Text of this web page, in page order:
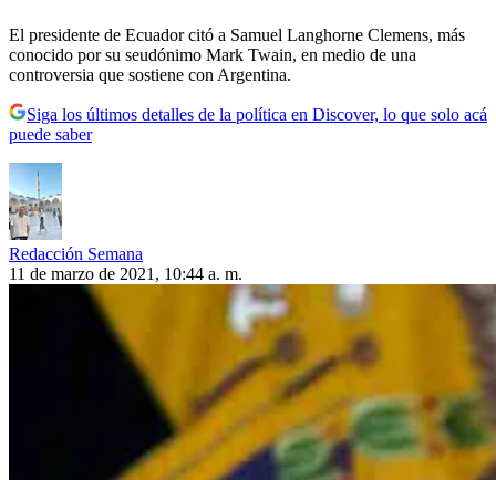
El presidente de Ecuador citó a Samuel Langhorne Clemens, más
conocido por su seudónimo Mark Twain, en medio de una
controversia que sostiene con Argentina.
Siga los últimos detalles de la política en Discover, lo que solo acá
puede saber
Redacción Semana
11 de marzo de 2021, 10:44 a. m.